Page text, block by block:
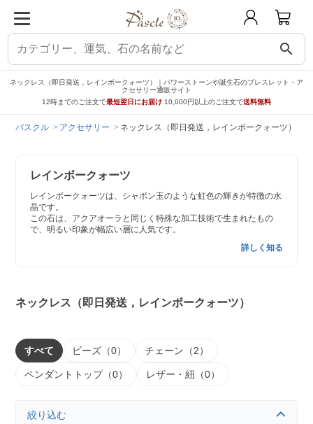
search
ネックレス（即日発送，レインボークォーツ）｜パワーストーンや誕生石のブレスレット・ア
クセサリー通販サイト
12時までのご注文で最短翌日にお届け 10,000円以上のご注文で送料無料
パスクル アクセサリー ネックレス（即日発送，レインボークォーツ）
レインボークォーツ
レインボークォーツは、シャボン玉のような虹色の輝きが特徴の水
晶です。
この石は、アクアオーラと同じく特殊な加工技術で生まれたもの
で、明るい印象が幅広い層に人気です。
詳しく知る
ネックレス（即日発送，レインボークォーツ）
すべて ビーズ（0） チェーン（2）
ペンダントトップ（0） レザー・紐（0）
絞り込む